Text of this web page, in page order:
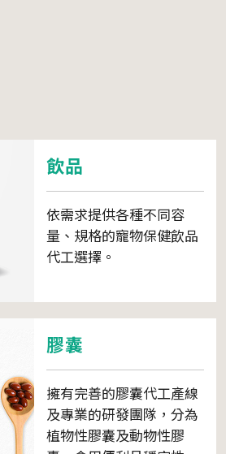
飲品
依需求提供各種不同容
量、規格的寵物保健飲品
代工選擇。
膠囊
擁有完善的膠囊代工產線
及專業的研發團隊，分為
植物性膠囊及動物性膠